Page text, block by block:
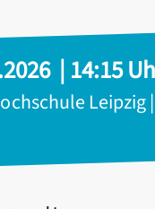
| 14:15
Leipzig